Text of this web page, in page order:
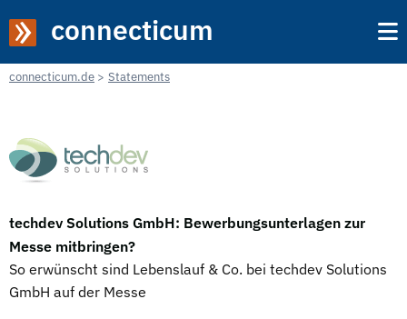
connecticum
connecticum.de Statements
techdev Solutions GmbH: Bewerbungsunterlagen zur
Messe mitbringen?
So erwünscht sind Lebenslauf & Co. bei techdev Solutions
GmbH auf der Messe